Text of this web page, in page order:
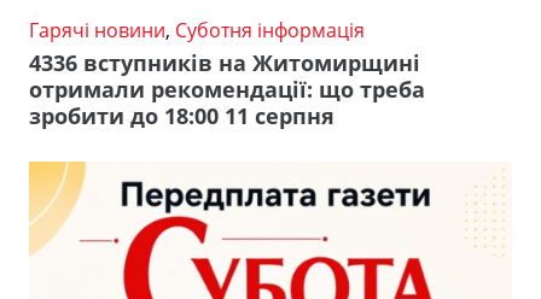
Гарячі новини, Суботня інформація
4336 вступників на Житомирщині
отримали рекомендації: що треба
зробити до 18:00 11 серпня